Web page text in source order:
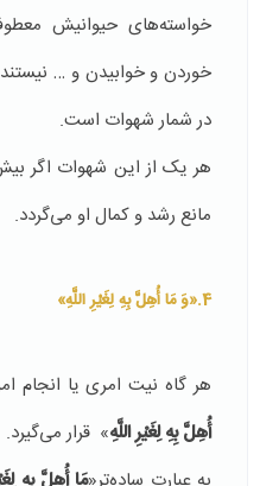
خواسته‌های حیوانیش
خوردن و خوابیدن و …
در شمار شهوات است.
هر یک از این شهوات اگر
مانع رشد و کمال او می‌گردد.
4.«وَ مَا أُهِلَّ بِهِ لِغَيْرِ اللَّهِ»
هر گاه نیت امری یا انجام
أُهِلَّ بِهِ لِغَيْرِ اللَّهِ» قرار می‌گیرد.